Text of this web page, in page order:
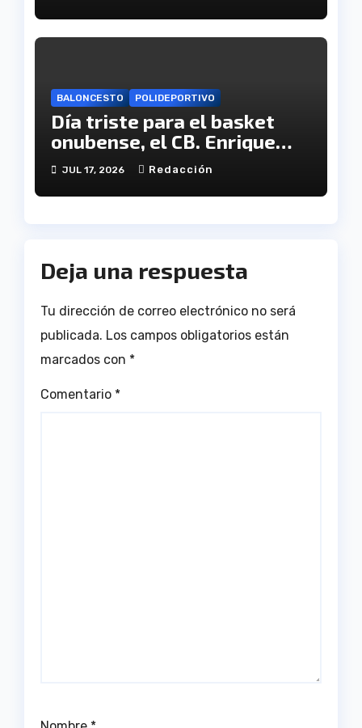
BALONCESTO POLIDEPORTIVO
Día triste para el basket
onubense, el CB. Enrique
Benítez cesa en su
actividad como club
JUL 17, 2026 Redacción
Deja una respuesta
Tu dirección de correo electrónico no será
publicada. Los campos obligatorios están
marcados con *
Comentario *